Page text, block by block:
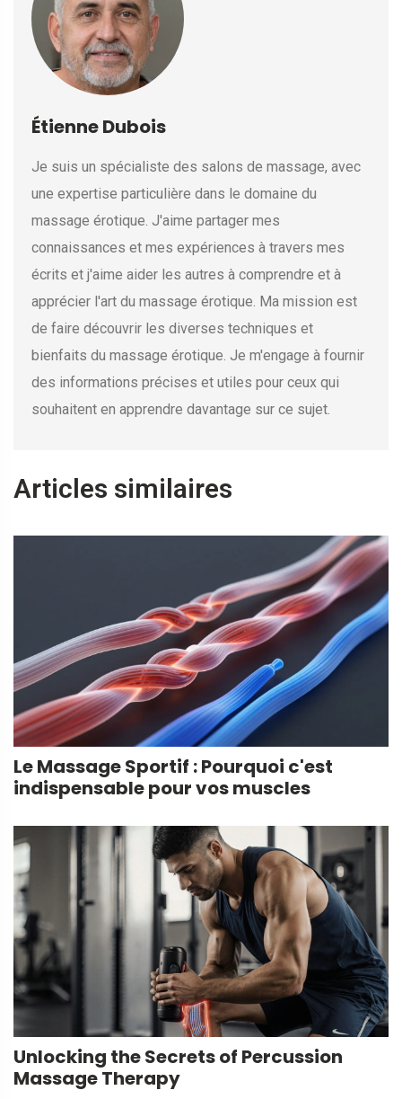
Étienne Dubois
Je suis un spécialiste des salons de massage, avec
une expertise particulière dans le domaine du
massage érotique. J'aime partager mes
connaissances et mes expériences à travers mes
écrits et j'aime aider les autres à comprendre et à
apprécier l'art du massage érotique. Ma mission est
de faire découvrir les diverses techniques et
bienfaits du massage érotique. Je m'engage à fournir
des informations précises et utiles pour ceux qui
souhaitent en apprendre davantage sur ce sujet.
Articles similaires
Le Massage Sportif : Pourquoi c'est
indispensable pour vos muscles
Unlocking the Secrets of Percussion
Massage Therapy